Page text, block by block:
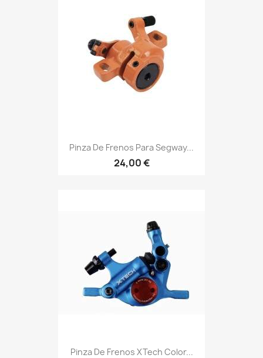
Pinza De Frenos Para Segway...
24,00 €
Pinza De Frenos XTech Color...